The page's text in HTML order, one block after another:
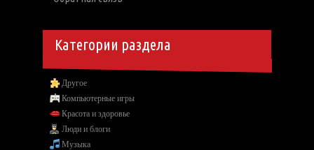
Категории раздела
Другое
Компьютерные игры
Красота и здоровье
Люди и блоги
Музыка